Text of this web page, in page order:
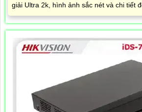
giải Ultra 2k, hình ảnh sắc nét và chi tiết